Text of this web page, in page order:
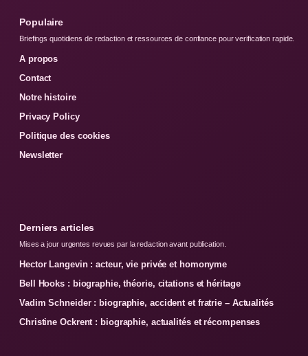
Populaire
Briefings quotidiens de redaction et ressources de confiance pour verification rapide.
A propos
Contact
Notre histoire
Privacy Policy
Politique des cookies
Newsletter
Derniers articles
Mises a jour urgentes revues par la redaction avant publication.
Hector Langevin : acteur, vie privée et homonyme
Bell Hooks : biographie, théorie, citations et héritage
Vadim Schneider : biographie, accident et fratrie – Actualités
Christine Ockrent : biographie, actualités et récompenses